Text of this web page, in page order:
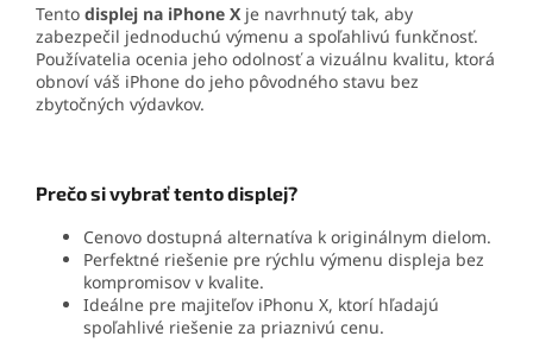
Tento displej na iPhone X je navrhnutý tak, aby
zabezpečil jednoduchú výmenu a spoľahlivú funkčnosť.
Používatelia ocenia jeho odolnosť a vizuálnu kvalitu, ktorá
obnoví váš iPhone do jeho pôvodného stavu bez
zbytočných výdavkov.
Prečo si vybrať tento displej?
Cenovo dostupná alternatíva k originálnym dielom.
Perfektné riešenie pre rýchlu výmenu displeja bez
kompromisov v kvalite.
Ideálne pre majiteľov iPhonu X, ktorí hľadajú
spoľahlivé riešenie za priaznivú cenu.